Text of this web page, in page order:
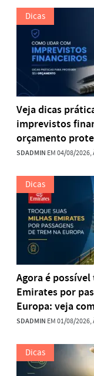
Dicas
Veja dicas
imprevistos
orçamento
SDADMIN EM 04/08/2026,
Dicas
Agora é
Emirates por
Europa: veja
SDADMIN EM 01/08/2026,
Dicas